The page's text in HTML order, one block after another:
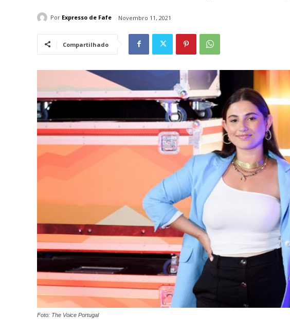
Por Expresso de Fafe Novembro 11, 2021
Compartilhado
Foto: The Voice Portugal